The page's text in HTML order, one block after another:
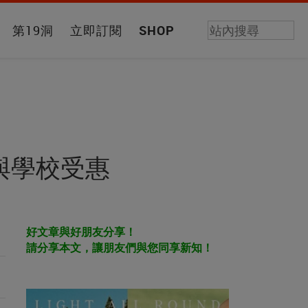
第19洞 立即訂閱 SHOP
學校受惠
好文章與好朋友分享！
請分享本文，讓朋友們與您同享新知！